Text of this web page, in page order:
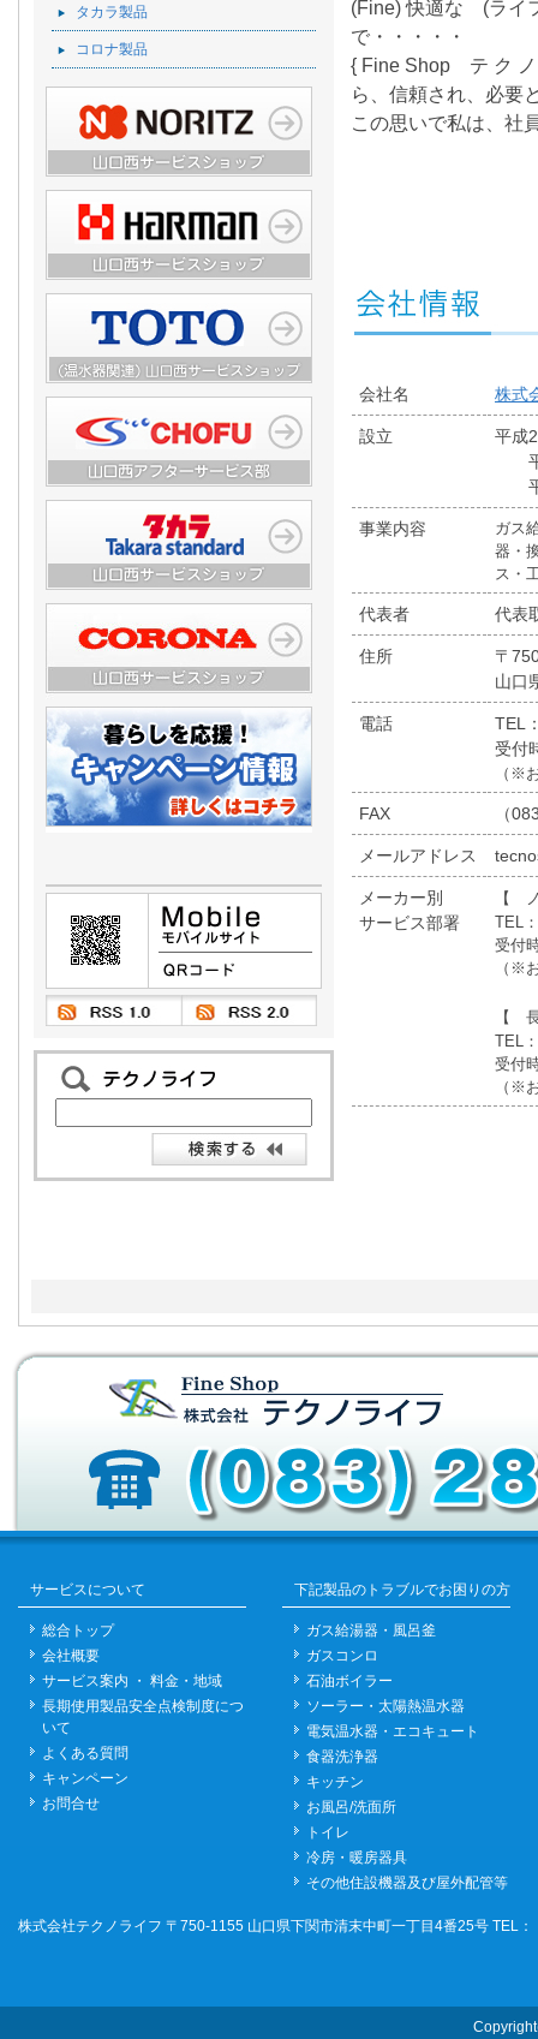
タカラ製品
コロナ製品
(Fine) 快適な (ライ
で・・・・・
{ Fine Shop テ ク
ら、信頼され、必要
この思いで私は、社
会社名 株式
設立
平成
平
平
事業内容
ガス
器・
ス・
代表者 代表
住所
〒
山口
電話
TEL
受付
（※
FAX （
メールアドレス
メーカー別
サービス部署
【
TEL
受付
（※
【
TEL
受付
（※
サービスについて
総合トップ
会社概要
サービス案内 ・ 料金・地域
長期使用製品安全点検制度につ
いて
よくある質問
キャンペーン
お問合せ
下記製品のトラブルでお困りの方
ガス給湯器・風呂釜
ガスコンロ
石油ボイラー
ソーラー・太陽熱温水器
電気温水器・エコキュート
食器洗浄器
キッチン
お風呂/洗面所
トイレ
冷房・暖房器具
その他住設機器及び屋外配管等
株式会社テクノライフ 〒750-1155 山口県下関市清末中町一丁目4番25号 TEL